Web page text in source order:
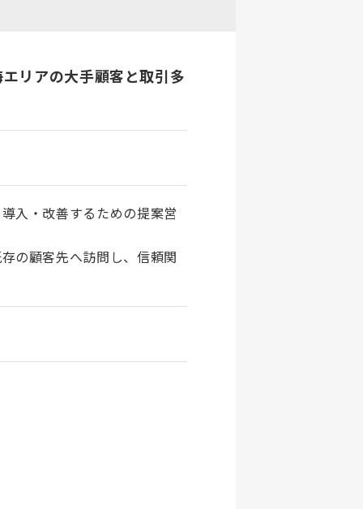
リアの大手顧客と取引多
入・改善するための提案営
の顧客先へ訪問し、信頼関